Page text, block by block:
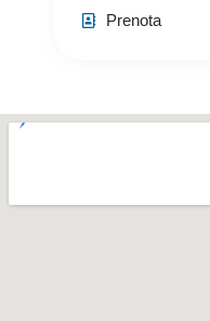
Prenota